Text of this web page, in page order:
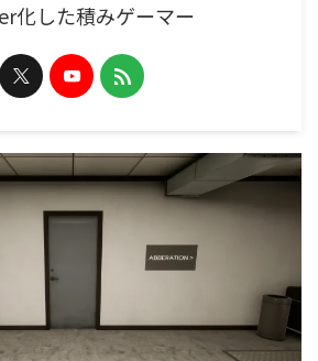
化した積みゲーマー